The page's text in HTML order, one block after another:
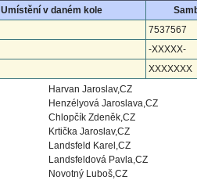
Umístění v daném kole
7537567
-XXXXX-
XXXXXXX
Harvan Jaroslav,CZ
Henzélyová Jaroslava,CZ
Chlopčík Zdeněk,CZ
Krtička Jaroslav,CZ
Landsfeld Karel,CZ
Landsfeldová Pavla,CZ
Novotný Luboš,CZ